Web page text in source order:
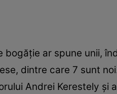
bogăție ar spune unii,
dintre care 7 sunt
Andrei Kerestely